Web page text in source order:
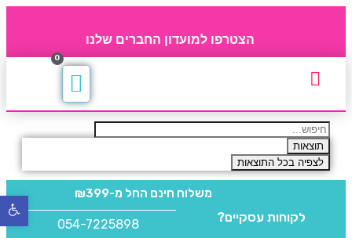
הצטרפו למועדון החברים שלנו
0
תוצאות
לצפיה בכל התוצאות
משלוח חינם החל מ-₪399
לקוחות עסקיים? 054-7225898
פתח